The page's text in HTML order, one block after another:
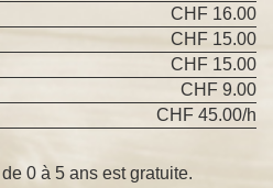
CHF 16.00
CHF 15.00
CHF 15.00
CHF 9.00
CHF 45.00/h
0 à 5 ans est gratuite.